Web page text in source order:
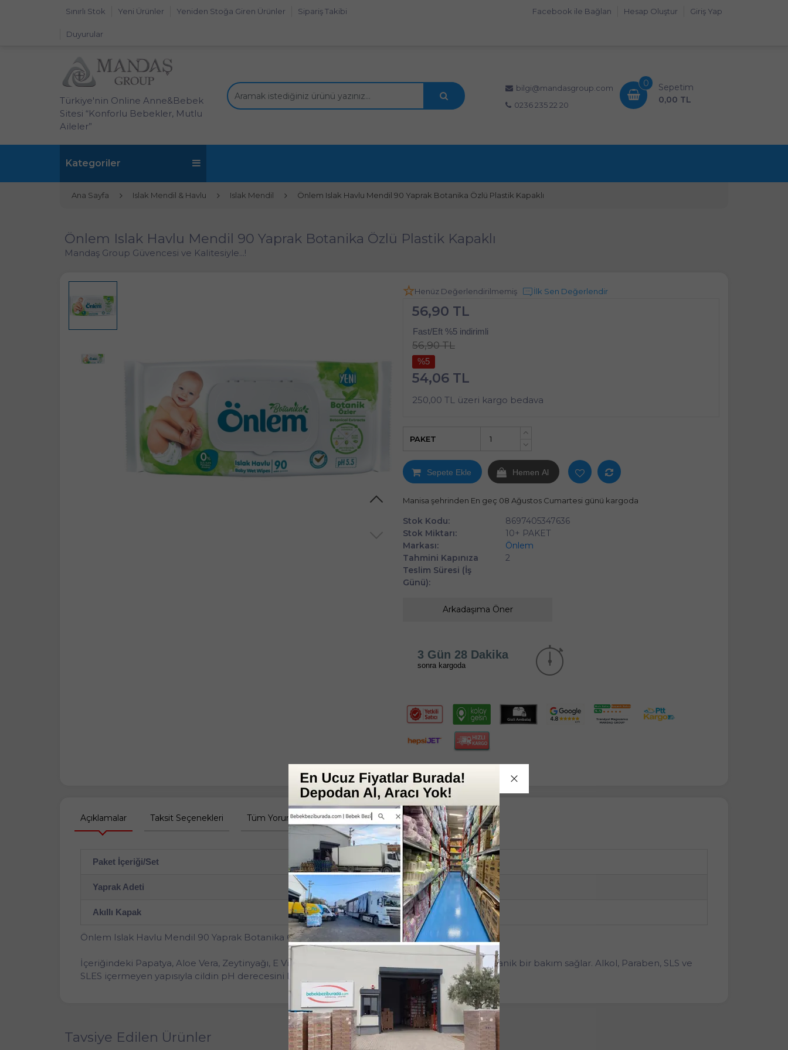
Sınırlı Stok Yeni Ürünler Yeniden Stoğa Giren Ürünler Sipariş Takibi
Duyurular
Giriş Yap
Hesap Oluştur
Facebook ile Bağlan
Türkiye'nin Online Anne&Bebek
Sitesi “Konforlu Bebekler, Mutlu
Aileler”
bilgi@mandasgroup.com
0236 235 22 20
0
Sepetim
0,00 TL
Kategoriler
Ana Sayfa Islak Mendil & Havlu Islak Mendil Önlem Islak Havlu Mendil 90 Yaprak Botanika Özlü Plastik Kapaklı
Önlem Islak Havlu Mendil 90 Yaprak Botanika Özlü Plastik Kapaklı
Mandaş Group Güvencesi ve Kalitesiyle...!
Henüz Değerlendirilmemiş İlk Sen Değerlendir
56,90 TL
Fast/Eft %5 indirimli
56,90 TL
%5
54,06 TL
250,00 TL üzeri kargo bedava
+
PAKET
Sepete Ekle Hemen Al
Manisa şehrinden En geç 08 Ağustos Cumartesi günü kargoda
Stok Kodu:
8697405347636
Stok Miktarı:
10+ PAKET
Markası:
Önlem
Tahmini Kapınıza
Teslim Süresi (İş
Günü):
2
Arkadaşıma Öner
3 Gün 28 Dakika
sonra kargoda
Açıklamalar Taksit Seçenekleri Tüm Yorumlar Tüm Sorular Anket
Paket İçeriği/Set Tekli
Yaprak Adeti 90
Akıllı Kapak Plastik Kapaklı
Önlem Islak Havlu Mendil 90 Yaprak Botanika Özlü Plastik Kapaklı
İçeriğindeki Papatya, Aloe Vera, Zeytinyağı, E Vitamini özleri sayesinde bebeğinizin cildine botanik bir bakım sağlar. Alkol, Paraben, SLS ve
SLES içermeyen yapısıyla cildin pH derecesini korur. Dermatolojik olarak test edilmiştir.
Tavsiye Edilen Ürünler